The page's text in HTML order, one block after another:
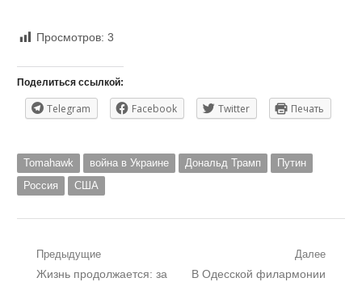
Просмотров: 3
Поделиться ссылкой:
Telegram Facebook Twitter Печать
Tomahawk война в Украине Дональд Трамп
Путин
Россия
США
Навигация
Предыдущие
Предыдущий
Жизнь продолжается: за
Далее
Следующий
В Одесской филармонии